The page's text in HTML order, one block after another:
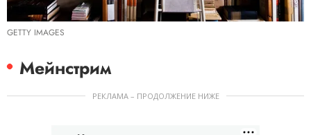
GETTY IMAGES
Мейнстрим
РЕКЛАМА – ПРОДОЛЖЕНИЕ НИЖЕ